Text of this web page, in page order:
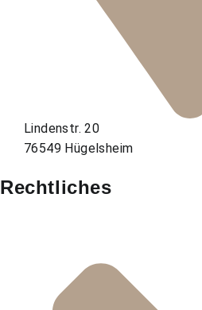
Lindenstr. 20
76549 Hügelsheim
Rechtliches